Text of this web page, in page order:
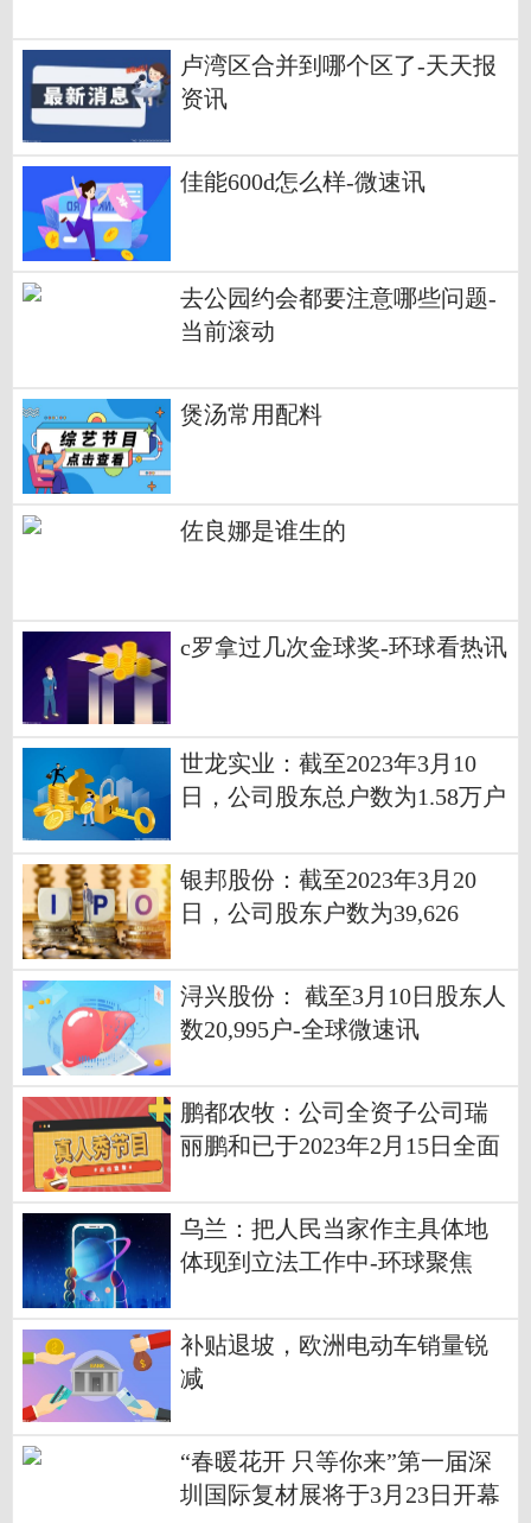
卢湾区合并到哪个区了-天天报
资讯
佳能600d怎么样-微速讯
去公园约会都要注意哪些问题-
当前滚动
煲汤常用配料
佐良娜是谁生的
c罗拿过几次金球奖-环球看热讯
世龙实业：截至2023年3月10
日，公司股东总户数为1.58万户
银邦股份：截至2023年3月20
日，公司股东户数为39,626
浔兴股份： 截至3月10日股东人
数20,995户-全球微速讯
鹏都农牧：公司全资子公司瑞
丽鹏和已于2023年2月15日全面
乌兰：把人民当家作主具体地
体现到立法工作中-环球聚焦
补贴退坡，欧洲电动车销量锐
减
“春暖花开 只等你来”第一届深
圳国际复材展将于3月23日开幕